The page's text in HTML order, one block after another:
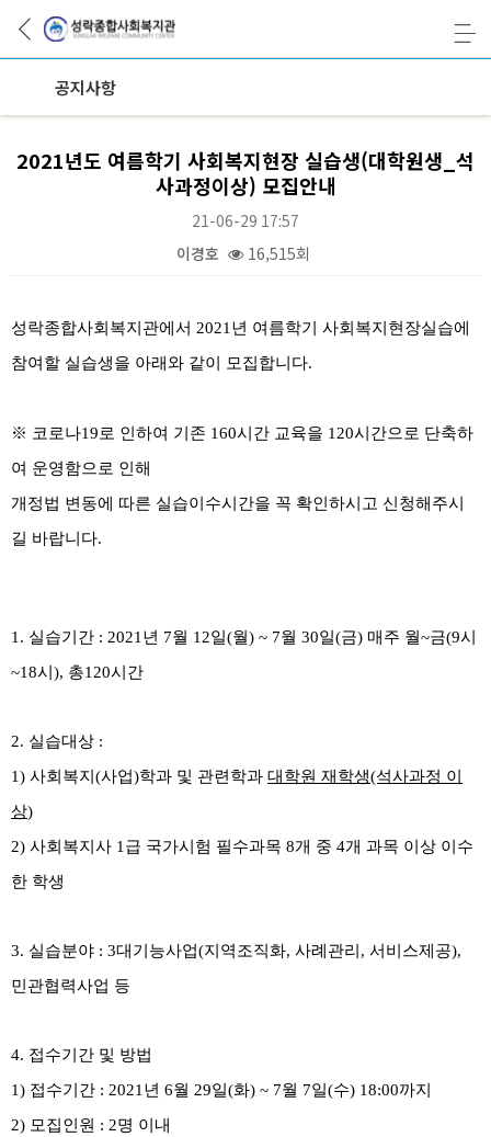
공지사항
2021년도 여름학기 사회복지현장 실습생(대학원생_석
사과정이상) 모집안내
21-06-29 17:57
이경호
16,515회
성락종합사회복지관에서 2021년 여름학기 사회복지현장실습에
참여할 실습생을 아래와 같이 모집합니다.
※ 코로나19로 인하여 기존 160시간 교육을 120시간으로 단축하
여 운영함으로 인해
개정법 변동에 따른 실습이수시간을 꼭 확인하시고 신청해주시
길 바랍니다.
1. 실습기간 : 2021 년 7월 12일(월) ~ 7월 30일(금) 매주 월~금(9시
~18시 ), 총120시간
2. 실습대상 :
1) 사회복지 (사업)학과 및 관련학과 대학원 재학생(석사과정 이
상)
2) 사회복지사 1 급 국가시험 필수과목 8개 중 4개 과목 이상 이수
한 학생
3. 실습분야 : 3대기능사업(지역조직화, 사례관리 , 서비스제공),
민관협력사업 등
4. 접수기간 및 방법
1) 접수기간 : 2021 년 6월 29일(화) ~ 7월 7일(수) 18:00까지
2) 모집인원 : 2명 이내